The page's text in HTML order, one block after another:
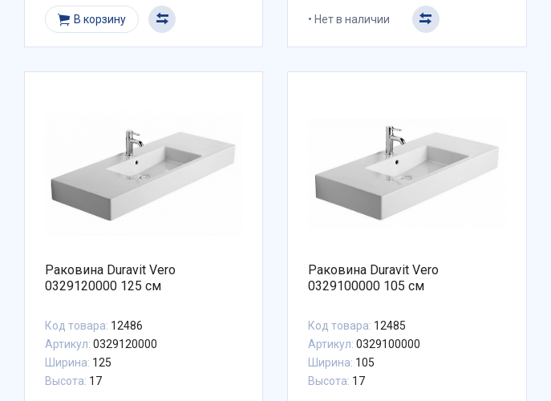
В корзину Нет в наличии
Раковина Duravit Vero
0329120000 125 см
Код товара: 12486
Артикул: 0329120000
Ширина: 125
Высота: 17
Раковина Duravit Vero
0329100000 105 см
Код товара: 12485
Артикул: 0329100000
Ширина: 105
Высота: 17